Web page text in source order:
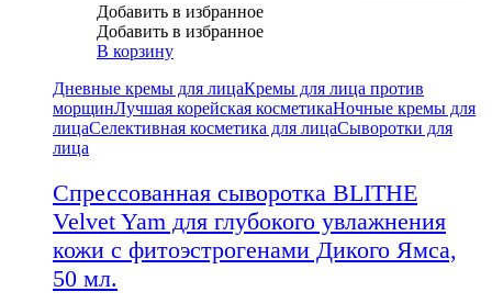
Добавить в избранное
Добавить в избранное
В корзину
Дневные кремы для лицаКремы для лица против
морщинЛучшая корейская косметикаНочные кремы для
лицаСелективная косметика для лицаСыворотки для
лица
Спрессованная сыворотка BLITHE
Velvet Yam для глубокого увлажнения
кожи с фитоэстрогенами Дикого Ямса,
50 мл.